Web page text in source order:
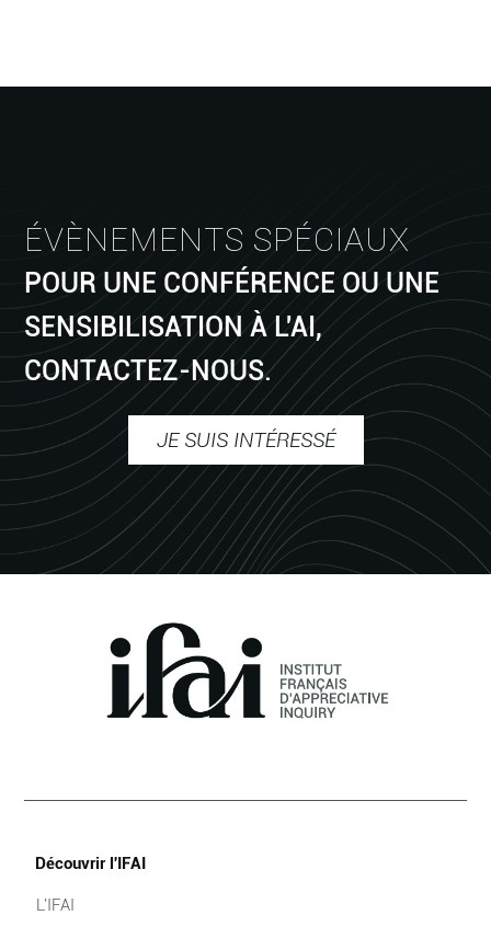
ÉVÈNEMENTS SPÉCIAUX
POUR UNE CONFÉRENCE OU UNE
SENSIBILISATION À L'AI,
CONTACTEZ-NOUS.
JE SUIS INTÉRESSÉ
Découvrir l'IFAI
L'IFAI